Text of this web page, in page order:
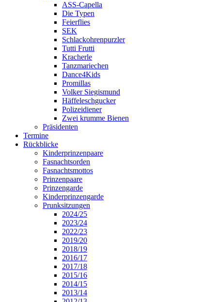
ASS-Capella
Die Typen
Feierflies
SEK
Schlackohrenpurzler
Tutti Frutti
Kracherle
Tanzmariechen
Dance4Kids
Promillas
Volker Siegismund
Häffeleschgucker
Polizeidiener
Zwei krumme Bienen
Präsidenten
Termine
Rückblicke
Kinderprinzenpaare
Fasnachtsorden
Fasnachtsmottos
Prinzenpaare
Prinzengarde
Kinderprinzengarde
Prunksitzungen
2024/25
2023/24
2022/23
2019/20
2018/19
2016/17
2017/18
2015/16
2014/15
2013/14